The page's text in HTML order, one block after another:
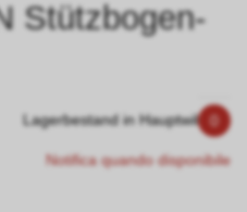
Stützbogen-
Lagerbestand in Hauptwil 0
Notifica quando disponibile